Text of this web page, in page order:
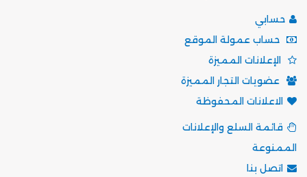
حسابي
حساب عمولة الموقع
الإعلانات المميزة
عضويات التجار المميزة
الاعلانات المحفوظة
قائمة السلع والإعلانات
الممنوعة
اتصل بنا